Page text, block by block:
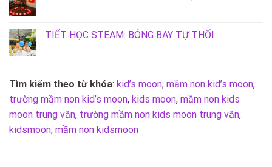
TIẾT HỌC STEAM: BÓNG BAY TỰ THỔI
Tìm kiếm theo từ khóa: kid’s moon; mầm non kid’s moon,
trường mầm non kid’s moon, kids moon, mầm non kids
moon trung văn, trường mầm non kids moon trung văn,
kidsmoon, mầm non kidsmoon